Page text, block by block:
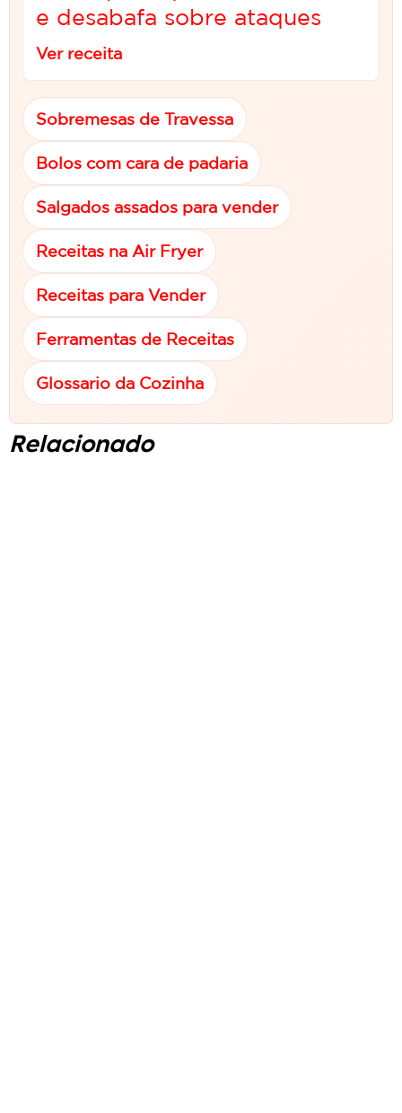
e desabafa sobre ataques
Ver receita
Sobremesas de Travessa
Bolos com cara de padaria
Salgados assados para vender
Receitas na Air Fryer
Receitas para Vender
Ferramentas de Receitas
Glossario da Cozinha
Relacionado